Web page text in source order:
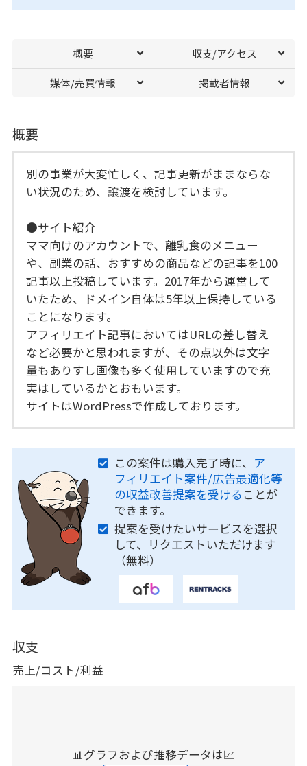
概要 収支/アクセス
媒体/売買情報 掲載者情報
概要
別の事業が大変忙しく、記事更新がままならな
い状況のため、譲渡を検討しています。
●サイト紹介
ママ向けのアカウントで、離乳食のメニュー
や、副業の話、おすすめの商品などの記事を100
記事以上投稿しています。2017年から運営して
いたため、ドメイン自体は5年以上保持している
ことになります。
アフィリエイト記事においてはURLの差し替え
など必要かと思われますが、その点以外は文字
量もありすし画像も多く使用していますので充
実はしているかとおもいます。
サイトはWordPressで作成しております。
この案件は購入完了時に、 ア
フィリエイト案件/広告最適化等
の収益改善提案を受ける ことが
できます。
提案を受けたいサービスを選択
して、リクエストいただけます
（無料）
収支
売上/コスト/利益
📊グラフおよび推移データは📈